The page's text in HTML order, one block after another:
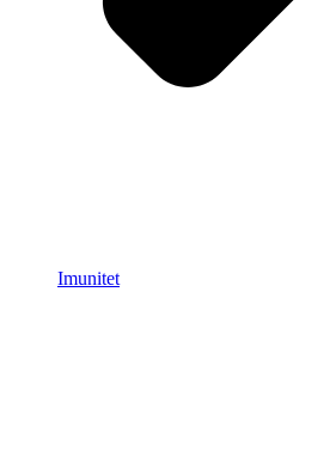
Imunitet